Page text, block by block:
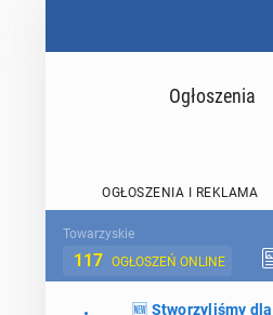
Ogłoszenia
OGŁOSZENIA I REKLAMA
Towarzyskie
117 OGŁOSZEŃ ONLINE
🆕 Stworzyliśmy dla